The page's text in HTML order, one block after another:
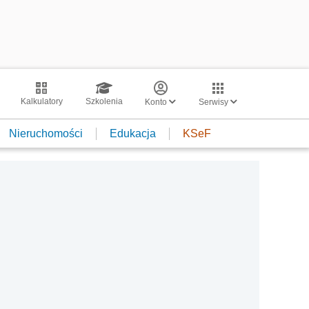
Kalkulatory Szkolenia Konto Serwisy
Nieruchomości Edukacja KSeF